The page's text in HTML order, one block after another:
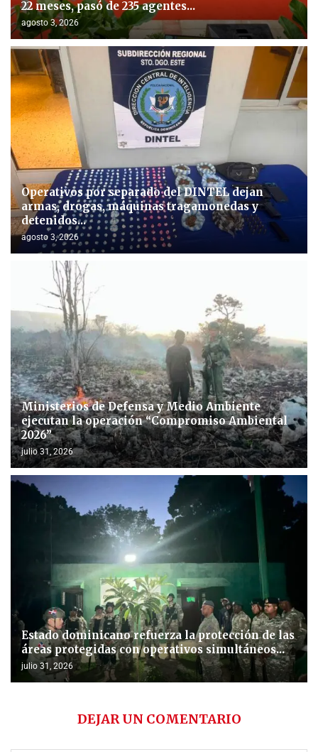
22 meses, pasó de 235 agentes...
agosto 3, 2026
Operativos por separado del DINTEL dejan
armas, drogas, máquinas tragamonedas y
detenidos...
agosto 3, 2026
Ministerios de Defensa y Medio Ambiente
ejecutan la operación “Compromiso Ambiental
2026”
julio 31, 2026
Estado dominicano refuerza la protección de las
áreas protegidas con operativos simultáneos...
julio 31, 2026
DEJAR UN COMENTARIO